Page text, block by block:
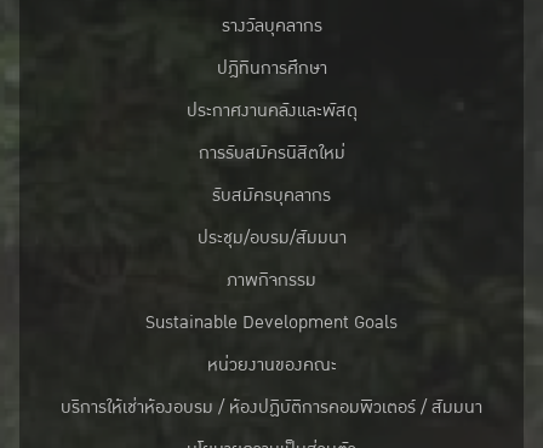
รางวัลบุคลากร
ปฎิทินการศึกษา
ประกาศงานคลังและพัสดุ
การรับสมัครนิสิตใหม่
รับสมัครบุคลากร
ประชุม/อบรม/สัมมนา
ภาพกิจกรรม
Sustainable Development Goals
หน่วยงานของคณะ
บริการให้เช่าห้องอบรม / ห้องปฏิบัติการคอมพิวเตอร์ / สัมมนา